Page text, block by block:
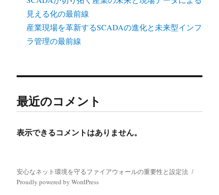
見える化の最前線
産業現場を革新するSCADAの進化と未来型インフ
ラ管理の最前線
最近のコメント
表示できるコメントはありません。
安心なネット環境を守るファイアウォールの重要性と設定法
Proudly powered by WordPress